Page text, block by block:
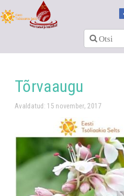
Tõrvaaugu
Avaldatud: 15 november, 2017